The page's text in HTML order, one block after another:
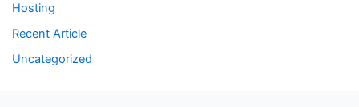
Hosting
Recent Article
Uncategorized